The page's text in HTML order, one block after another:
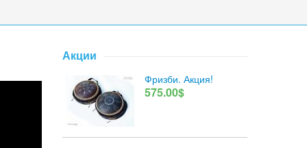
Акции
Фризби. Акция!
575.00$